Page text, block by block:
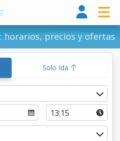
: horarios, precios y ofertas
Solo Ida